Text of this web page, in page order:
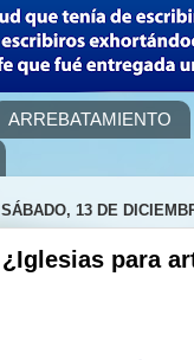
ARREBATAMIENTO
SÁBADO, 13 DE
¿Iglesias para